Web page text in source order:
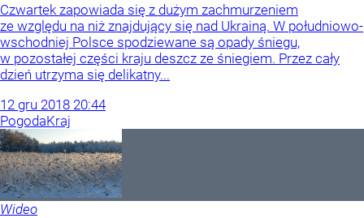
Czwartek zapowiada się z dużym zachmurzeniem
ze względu na niż znajdujący się nad Ukrainą. W południowo-
wschodniej Polsce spodziewane są opady śniegu,
w pozostałej części kraju deszcz ze śniegiem. Przez cały
dzień utrzyma się delikatny...
12 gru 2018 20:44
PogodaKraj
Wideo